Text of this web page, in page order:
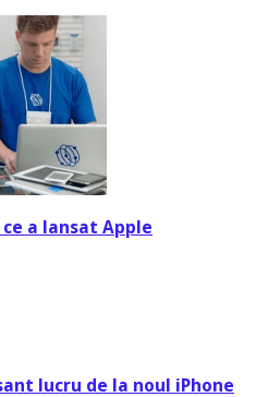
a lansat Apple
lucru de la noul iPhone